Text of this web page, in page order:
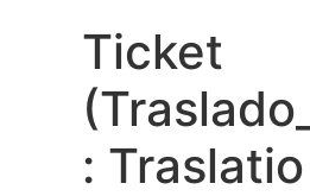
Ticket
: